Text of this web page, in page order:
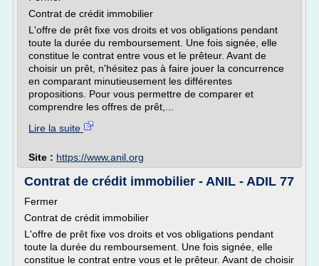
Contrat de crédit immobilier
L'offre de prêt fixe vos droits et vos obligations pendant
toute la durée du remboursement. Une fois signée, elle
constitue le contrat entre vous et le prêteur. Avant de
choisir un prêt, n'hésitez pas à faire jouer la concurrence
en comparant minutieusement les différentes
propositions. Pour vous permettre de comparer et
comprendre les offres de prêt,...
Lire la suite
Site : https://www.anil.org
Contrat de crédit immobilier - ANIL - ADIL 77
Fermer
Contrat de crédit immobilier
L'offre de prêt fixe vos droits et vos obligations pendant
toute la durée du remboursement. Une fois signée, elle
constitue le contrat entre vous et le prêteur. Avant de choisir